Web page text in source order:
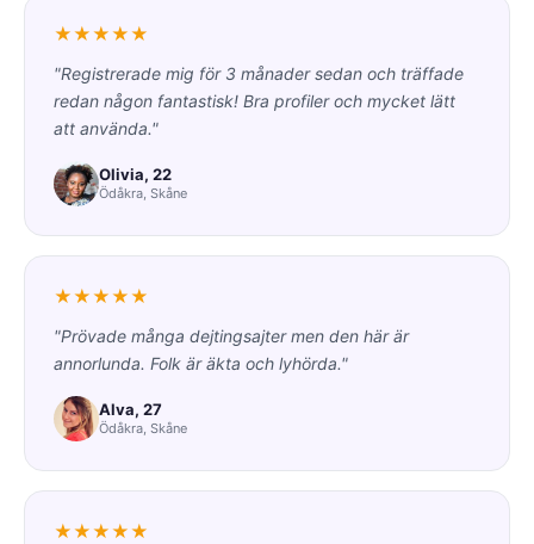
★★★★★
"Registrerade mig för 3 månader sedan och träffade
redan någon fantastisk! Bra profiler och mycket lätt
att använda."
Olivia, 22
Ödåkra, Skåne
★★★★★
"Prövade många dejtingsajter men den här är
annorlunda. Folk är äkta och lyhörda."
Alva, 27
Ödåkra, Skåne
★★★★★